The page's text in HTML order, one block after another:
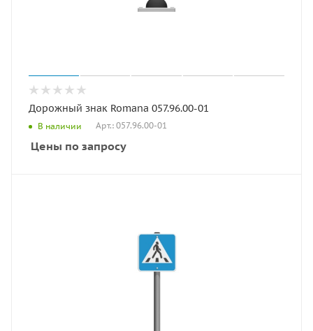
Дорожный знак Romana 057.96.00-01
В наличии Арт.: 057.96.00-01
Цены по запросу